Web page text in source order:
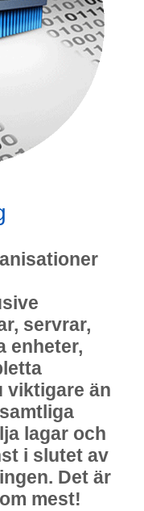
servrar,
enheter,
viktigare än
lagar och
i slutet av
Det är
mest!